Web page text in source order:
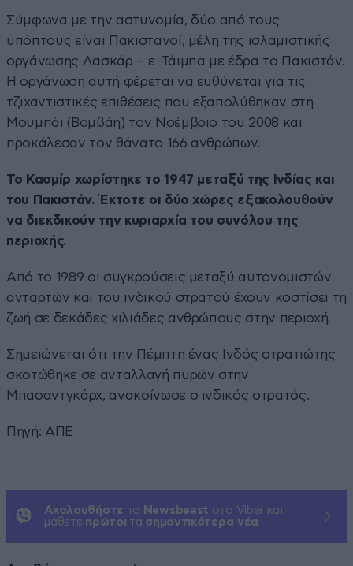
Σύμφωνα με την αστυνομία, δύο από τους
υπόπτους είναι Πακιστανοί, μέλη της ισλαμιστικής
οργάνωσης Λασκάρ – ε -Τάιμπα με έδρα το Πακιστάν.
Η οργάνωση αυτή φέρεται να ευθύνεται για τις
τζιχαντιστικές επιθέσεις που εξαπολύθηκαν στη
Μουμπάι (Βομβάη) τον Νοέμβριο του 2008 και
προκάλεσαν τον θάνατο 166 ανθρώπων.
Το Κασμίρ χωρίστηκε το 1947 μεταξύ της Ινδίας και
του Πακιστάν. Έκτοτε οι δύο χώρες εξακολουθούν
να διεκδικούν την κυριαρχία του συνόλου της
περιοχής.
Από το 1989 οι συγκρούσεις μεταξύ αυτονομιστών
ανταρτών και του ινδικού στρατού έχουν κοστίσει τη
ζωή σε δεκάδες χιλιάδες ανθρώπους στην περιοχή.
Σημειώνεται ότι την Πέμπτη ένας Ινδός στρατιώτης
σκοτώθηκε σε ανταλλαγή πυρών στην
Μπασαντγκάρχ, ανακοίνωσε ο ινδικός στρατός.
Πηγή: ΑΠΕ
Ακολουθήστε το Newsbeast στο Viber και
μάθετε πρώτοι τα σημαντικότερα νέα